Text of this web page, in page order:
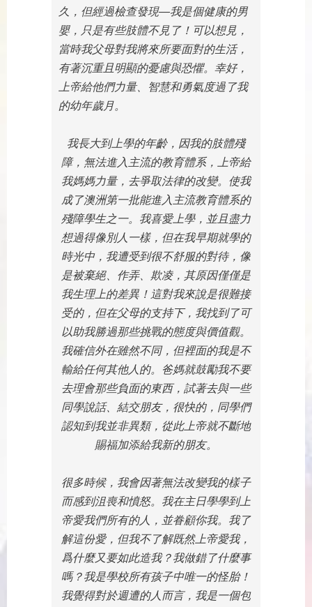
久，但經過檢查發現—我是個健康的男
嬰，只是有些肢體不見了！可以想見，
當時我父母對我將來所要面對的生活，
有著沉重且明顯的憂慮與恐懼。幸好，
上帝給他們力量、智慧和勇氣度過了我
的幼年歲月。
我長大到上學的年齡，因我的肢體殘
障，無法進入主流的教育體系，上帝給
我媽媽力量，去爭取法律的改變。使我
成了澳洲第一批能進入主流教育體系的
殘障學生之一。我喜愛上學，並且盡力
想過得像別人一樣，但在我早期就學的
時光中，我遭受到很不舒服的對待，像
是被棄絕、作弄、欺凌，其原因僅僅是
我生理上的差異！這對我來說是很難接
受的，但在父母的支持下，我找到了可
以助我勝過那些挑戰的態度與價值觀。
我確信外在雖然不同，但裡面的我是不
輸給任何其他人的。爸媽就鼓勵我不要
去理會那些負面的東西，試著去與一些
同學說話、結交朋友，很快的，同學們
認知到我並非異類，從此上帝就不斷地
賜福加添給我新的朋友。
很多時候，我會因著無法改變我的樣子
而感到沮喪和憤怒。我在主日學學到上
帝愛我們所有的人，並眷顧你我。我了
解這份愛，但我不了解既然上帝愛我，
爲什麼又要如此造我？我做錯了什麼事
嗎？我是學校所有孩子中唯一的怪胎！
我覺得對於週遭的人而言，我是一個包